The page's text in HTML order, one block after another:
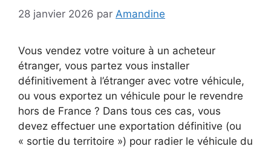
28 janvier 2026 par Amandine
Vous vendez votre voiture à un acheteur
étranger, vous partez vous installer
définitivement à l’étranger avec votre véhicule,
ou vous exportez un véhicule pour le revendre
hors de France ? Dans tous ces cas, vous
devez effectuer une exportation définitive (ou
« sortie du territoire ») pour radier le véhicule du